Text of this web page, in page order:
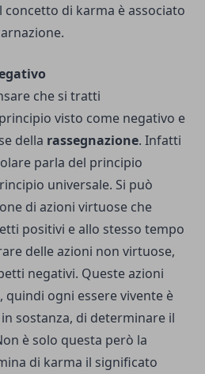
concetto di karma è associato
che si tratti
visto come negativo e
della rassegnazione. Infatti
parla del principio
universale. Si può
di azioni virtuose che
positivi e allo stesso tempo
delle azioni non virtuose,
negativi. Queste azioni
, quindi ogni essere vivente è
sostanza, di determinare il
è solo questa però la
di karma il significato